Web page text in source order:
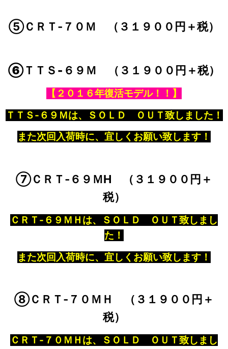
⑤ＣＲＴ‐７０Ｍ （３１９００円＋税）
⑥ＴＴＳ‐６９Ｍ （３１９００円＋税）
【２０１６年復活モデル！！】
ＴＴＳ‐６９Ｍは、ＳＯＬＤ ＯＵＴ致しました！
また次回入荷時に、宜しくお願い致します！
⑦ＣＲＴ‐６９ＭH （３１９００円＋
税）
ＣＲＴ‐６９ＭＨは、ＳＯＬＤ ＯＵＴ致しまし
た！
また次回入荷時に、宜しくお願い致します！
⑧ＣＲＴ‐７０ＭＨ （３１９００円＋
税）
ＣＲＴ‐７０ＭＨは、ＳＯＬＤ ＯＵＴ致しまし